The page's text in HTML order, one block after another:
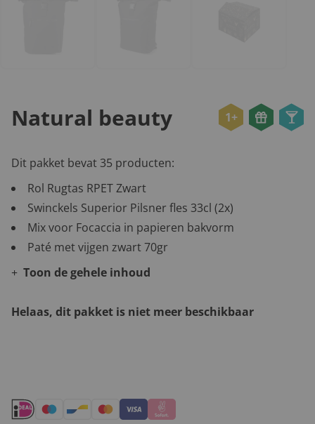
Natural beauty 1+
Dit pakket bevat 35 producten:
Rol Rugtas RPET Zwart
Swinckels Superior Pilsner fles 33cl (2x)
Mix voor Focaccia in papieren bakvorm
Paté met vijgen zwart 70gr
Toon de gehele inhoud
Helaas, dit pakket is niet meer beschikbaar